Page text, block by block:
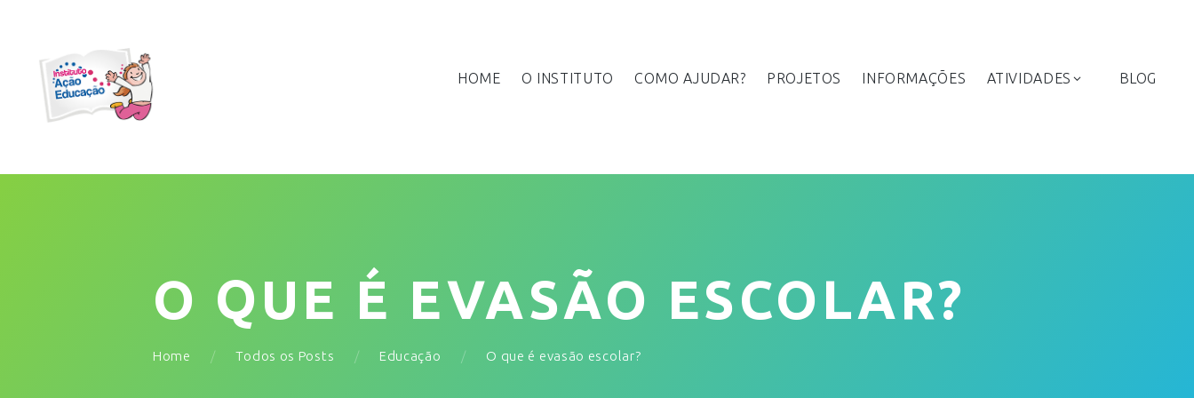
HOME O INSTITUTO COMO AJUDAR? PROJETOS INFORMAÇÕES ATIVIDADES BLOG
O QUE É EVASÃO ESCOLAR?
Home Todos os Posts Educação O que é evasão escolar?